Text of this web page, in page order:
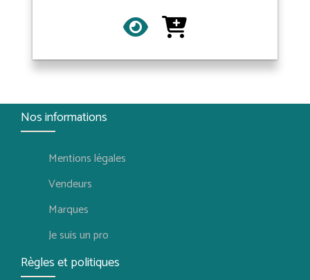
Nos informations
Mentions légales
Vendeurs
Marques
Je suis un pro
Règles et politiques